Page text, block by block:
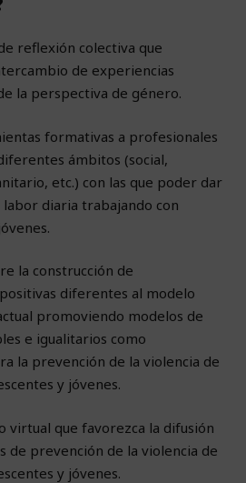
reflexión colectiva que
de experiencias
la perspectiva de género.
formativas a profesionales
ámbitos (social,
etc.) con las que poder dar
labor diaria trabajando con
la construcción de
diferentes al modelo
promoviendo modelos de
e igualitarios como
la prevención de la violencia de
y jóvenes.
virtual que favorezca la difusión
de prevención de la violencia de
y jóvenes.